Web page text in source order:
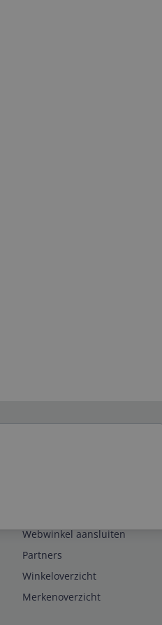
Webwinkel aansluiten
Partners
Winkeloverzicht
Merkenoverzicht